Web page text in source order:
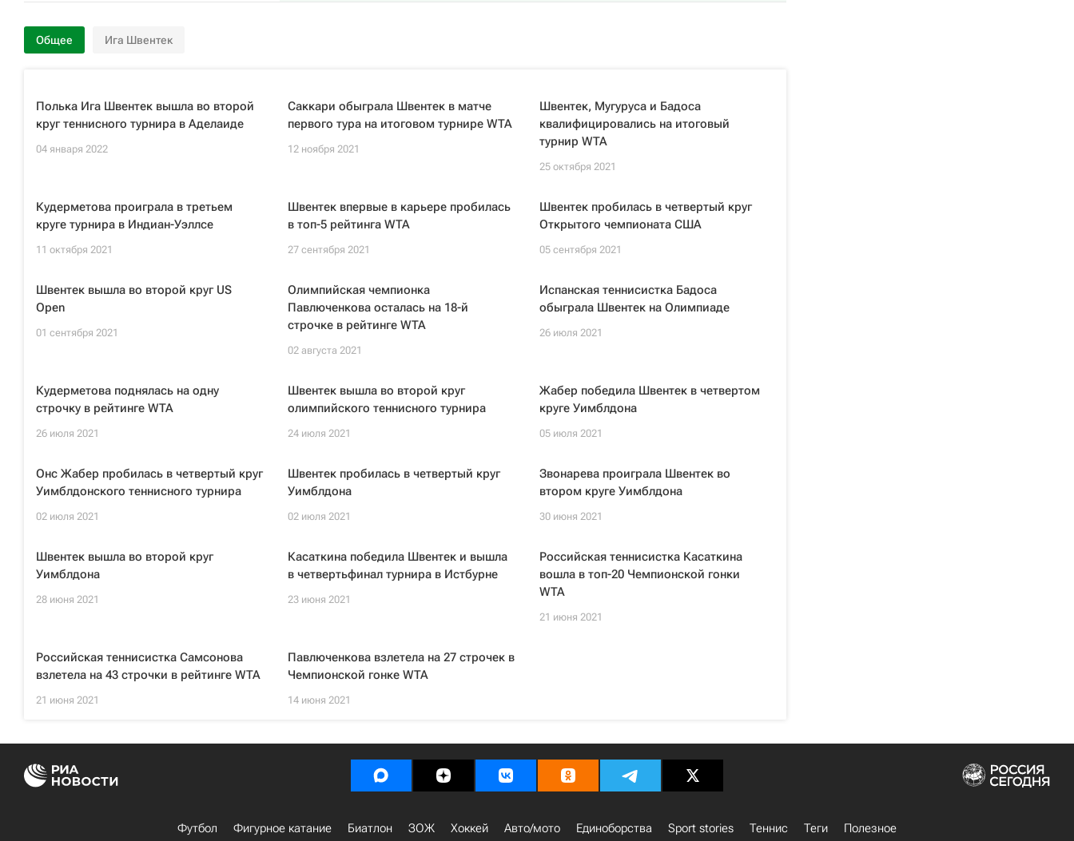
Общее Ига Швентек
Полька Ига Швентек вышла во второй
круг теннисного турнира в Аделаиде
04 января 2022
Саккари обыграла Швентек в матче
первого тура на итоговом турнире WTA
12 ноября 2021
Швентек, Мугуруса и Бадоса
квалифицировались на итоговый
турнир WTA
25 октября 2021
Кудерметова проиграла в третьем
круге турнира в Индиан-Уэллсе
11 октября 2021
Швентек впервые в карьере пробилась
в топ-5 рейтинга WTA
27 сентября 2021
Швентек пробилась в четвертый круг
Открытого чемпионата США
05 сентября 2021
Швентек вышла во второй круг US
Open
01 сентября 2021
Олимпийская чемпионка
Павлюченкова осталась на 18-й
строчке в рейтинге WTA
02 августа 2021
Испанская теннисистка Бадоса
обыграла Швентек на Олимпиаде
26 июля 2021
Кудерметова поднялась на одну
строчку в рейтинге WTA
26 июля 2021
Швентек вышла во второй круг
олимпийского теннисного турнира
24 июля 2021
Жабер победила Швентек в четвертом
круге Уимблдона
05 июля 2021
Онс Жабер пробилась в четвертый круг
Уимблдонского теннисного турнира
02 июля 2021
Швентек пробилась в четвертый круг
Уимблдона
02 июля 2021
Звонарева проиграла Швентек во
втором круге Уимблдона
30 июня 2021
Швентек вышла во второй круг
Уимблдона
28 июня 2021
Касаткина победила Швентек и вышла
в четвертьфинал турнира в Истбурне
23 июня 2021
Российская теннисистка Касаткина
вошла в топ-20 Чемпионской гонки
WTA
21 июня 2021
Российская теннисистка Самсонова
взлетела на 43 строчки в рейтинге WTA
21 июня 2021
Павлюченкова взлетела на 27 строчек в
Чемпионской гонке WTA
14 июня 2021
Футбол Фигурное катание Биатлон ЗОЖ Хоккей Авто/мото Единоборства Sport stories Теннис Теги Полезное